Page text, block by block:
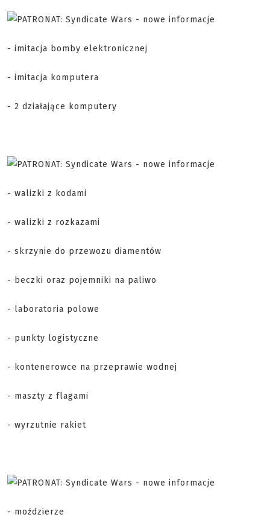
- imitacja bomby elektronicznej
- imitacja komputera
- 2 działające komputery
- walizki z kodami
- walizki z rozkazami
- skrzynie do przewozu diamentów
- beczki oraz pojemniki na paliwo
- laboratoria polowe
- punkty logistyczne
- kontenerowce na przeprawie wodnej
- maszty z flagami
- wyrzutnie rakiet
- moździerze